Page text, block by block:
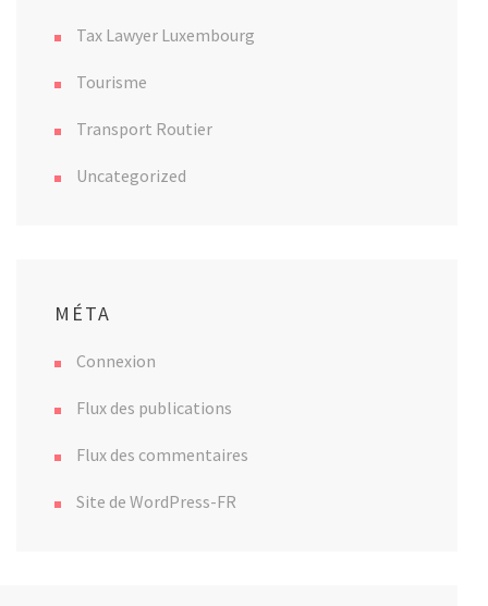
Tax Lawyer Luxembourg
Tourisme
Transport Routier
Uncategorized
MÉTA
Connexion
Flux des publications
Flux des commentaires
Site de WordPress-FR